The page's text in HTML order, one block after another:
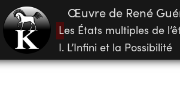
Œuvre de René
Les États multiples de
I. L’Infini et la Possibilité